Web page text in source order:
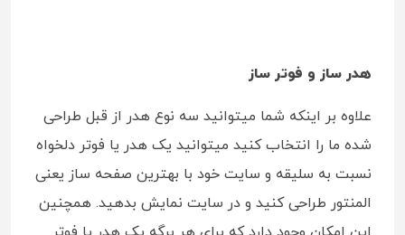
هدر ساز و فوتر ساز
علاوه بر اینکه شما میتوانید سه نوع هدر از قبل طراحی
شده ما را انتخاب کنید میتوانید یک هدر یا فوتر دلخواه
نسبت به سلیقه و سایت خود با بهترین صفحه ساز یعنی
المنتور طراحی کنید و در سایت نمایش بدهید. همچنین